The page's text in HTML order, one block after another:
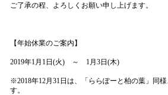
ご了承の程、よろしくお願い申し上げます。
【年始休業のご案内】
2019年1月1日(火) ～ 1月3日(木)
※2018年12月31日は、「ららぽーと柏の葉」同
す。